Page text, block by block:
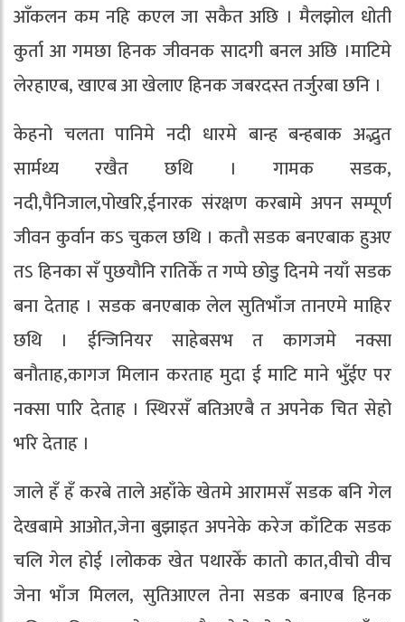
आँकलन कम नहि कएल जा सकैत अछि । मैलझोल धोती
कुर्ता आ गमछा हिनक जीवनक सादगी बनल अछि ।माटिमे
लेरहाएब, खाएब आ खेलाए हिनक जबरदस्त तर्जुरबा छनि ।
केहनो चलता पानिमे नदी धारमे बान्ह बन्हबाक अद्भुत
सार्मथ्य रखैत छथि । गामक सडक,
नदी,पैनिजाल,पोखरि,ईनारक संरक्षण करबामे अपन सम्पूर्ण
जीवन कुर्वान कऽ चुकल छथि । कतौ सडक बनएबाक हुअए
तऽ हिनका सँ पुछयौनि रातिकेँ त गप्पे छोडु दिनमे नयाँ सडक
बना देताह । सडक बनएबाक लेल सुतिभाँज तानएमे माहिर
छथि । ईन्जिनियर साहेबसभ त कागजमे नक्सा
बनौताह,कागज मिलान करताह मुदा ई माटि माने भुँईए पर
नक्सा पारि देताह । स्थिरसँ बतिअएबै त अपनेक चित सेहो
भरि देताह ।
जाले हँ हँ करबे ताले अहाँके खेतमे आरामसँ सडक बनि गेल
देखबामे आओत,जेना बुझाइत अपनेके करेज काँटिक सडक
चलि गेल होई ।लोकक खेत पथारकेँ कातो कात,वीचो वीच
जेना भाँज मिलल, सुतिआएल तेना सडक बनाएब हिनक